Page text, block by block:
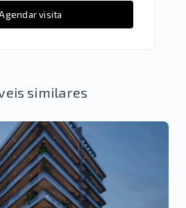
visita
similares